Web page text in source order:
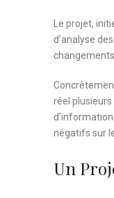
Le projet,
d’analyse
réel plusieurs
négatifs sur
Un